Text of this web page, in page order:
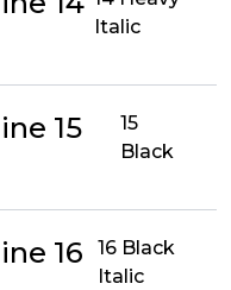
Italic
15
15
Black
16
16 Black
Italic